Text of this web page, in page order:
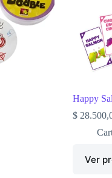
Happy
$
Ver